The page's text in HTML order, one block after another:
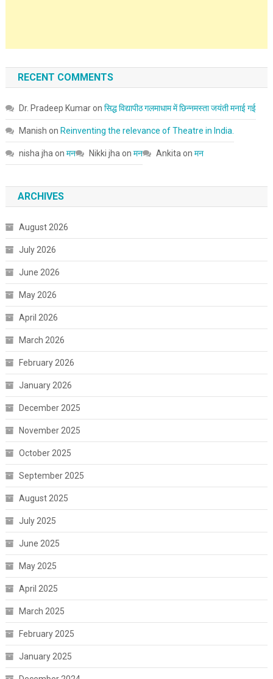
RECENT COMMENTS
Dr. Pradeep Kumaron सिद्ध विद्यापीठ गलमाधाम में छिन्नमस्ता जयंती मनाई गई
Manish on Reinventing the relevance of Theatre in India.
nisha jha on मन Nikki jha on मन Ankita on मन
ARCHIVES
August 2026
July 2026
June 2026
May 2026
April 2026
March 2026
February 2026
January 2026
December 2025
November 2025
October 2025
September 2025
August 2025
July 2025
June 2025
May 2025
April 2025
March 2025
February 2025
January 2025